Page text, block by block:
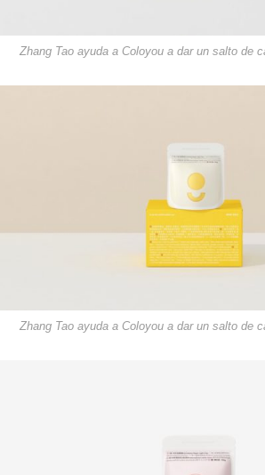
Zhang­ Tao ayuda a ​Coloyou a dar un salto de
Zhang­ Tao ayuda a ​Coloyou a dar un salto de